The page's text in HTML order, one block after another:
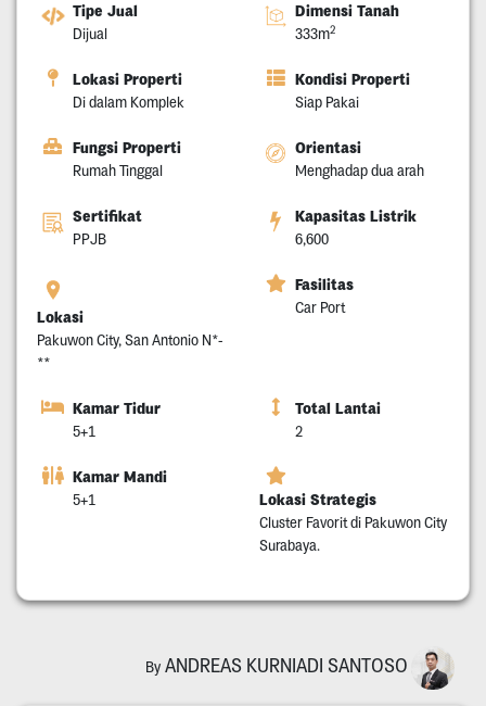
Tipe Jual
Dijual
Dimensi Tanah
333m2
Lokasi Properti
Di dalam Komplek
Kondisi Properti
Siap Pakai
Fungsi Properti
Rumah Tinggal
Orientasi
Menghadap dua arah
Sertifikat
PPJB
Kapasitas Listrik
6,600
Lokasi
Pakuwon City, San Antonio N*-
**
Fasilitas
Car Port
Kamar Tidur
5+1
Total Lantai
2
Kamar Mandi
5+1 Lokasi Strategis
Cluster Favorit di Pakuwon City
Surabaya.
By ANDREAS KURNIADI SANTOSO